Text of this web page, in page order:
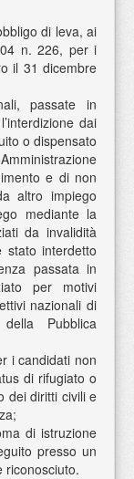
di leva, ai
n. 226, per i
il 31 dicembre
passate in
dai
o dispensato
e di non
altro impiego
mediante la
da invalidità
stato interdetto
passata in
per motivi
nazionali di
Pubblica
i candidati non
di rifugiato o
dei diritti civili e
di istruzione
presso un
riconosciuto.